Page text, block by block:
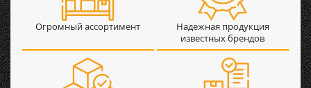
Огромный ассортимент
Надежная продукция
известных брендов